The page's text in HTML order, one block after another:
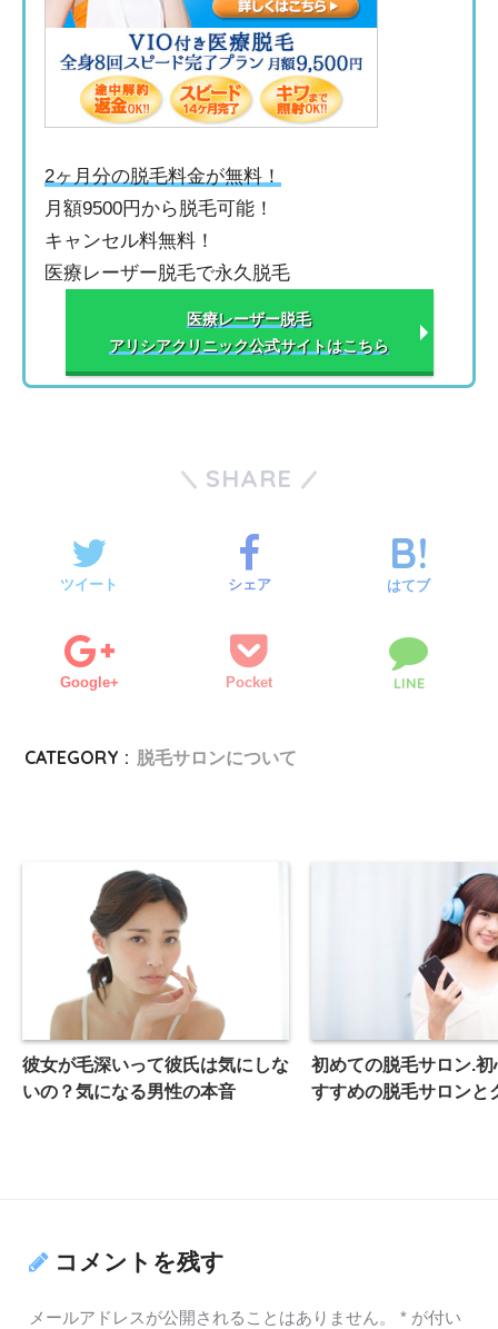
2ヶ月分の脱毛料金が無料！
月額9500円から脱毛可能！
キャンセル料無料！
医療レーザー脱毛で永久脱毛
医療レーザー脱毛
アリシアクリニック公式サイトはこちら
SHARE
ツイート シェア はてブ
Google+ Pocket LINE
CATEGORY : 脱毛サロンについて
彼女が毛深いって彼氏は気にしな
いの？気になる男性の本音
初めての脱毛サロン.
すすめの脱毛サロンと
コメントを残す
メールアドレスが公開されることはありません。 *が付い